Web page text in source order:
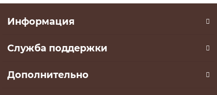
Информация
Служба поддержки
Дополнительно